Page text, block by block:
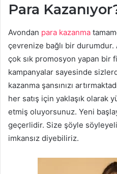
Para
Avondan para kazanma
çevrenize bağlı bir durumdur.
çok sık promosyon yapan bir
kampanyalar sayesinde
kazanma şansınızı
her satış için yaklaşık olarak
etmiş oluyorsunuz. Yeni
geçerlidir. Size şöyle
imkansız diyebiliriz.